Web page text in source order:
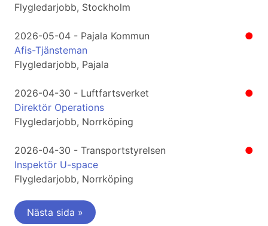
Flygledarjobb, Stockholm
●
2026-05-04 - Pajala Kommun
Afis-Tjänsteman
Flygledarjobb, Pajala
●
2026-04-30 - Luftfartsverket
Direktör Operations
Flygledarjobb, Norrköping
●
2026-04-30 - Transportstyrelsen
Inspektör U-space
Flygledarjobb, Norrköping
Nästa sida »